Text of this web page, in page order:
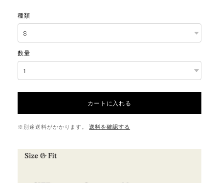
種類
数量
カートに入れる
※別途送料がかかります。 送料を確認する